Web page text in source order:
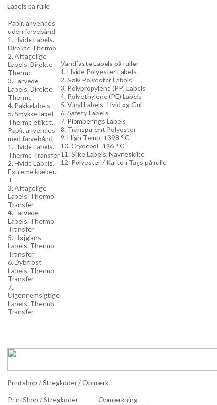
Labels på rulle
Papir, anvendes
uden farvebånd
1. Hvide Labels.
Direkte Thermo
2. Aftagelige
Labels. Direkte
Thermo
3. Farvede
Labels. Direkte
Thermo
4. Pakkelabels
5. Smykke label
Thermo etiket.
Papir, anvendes
med farvebånd
1. Hvide Labels.
Thermo Transfer
2. Hvide Labels.
Extreme klæber.
TT
3. Aftagelige
Labels. Thermo
Transfer
4. Farvede
Labels. Thermo
Transfer
5. Højglans
Labels. Thermo
Transfer
6. Dybfrost
Labels. Thermo
Transfer
7.
Uigennemsigtige
Labels. Thermo
Transfer
Vandfaste Labels på ruller
1. Hvide Polyester Labels
2. Sølv Polyester Labels
3. Polypropylene (PP) Labels
4. Polyethylene (PE) Labels
5. Vinyl Labels- Hvid og Gul
6. Safety Labels
7. Plomberings Labels
8. Transparent Polyester
9. High Temp. +398 ° C
10. Cryocool -196 ° C
11. Silke Labels, Navneskilte
12. Polyester / Karton Tags på rulle
Printshop / Stregkoder / Opmærk
PrintShop / Stregkoder
Opmærkning